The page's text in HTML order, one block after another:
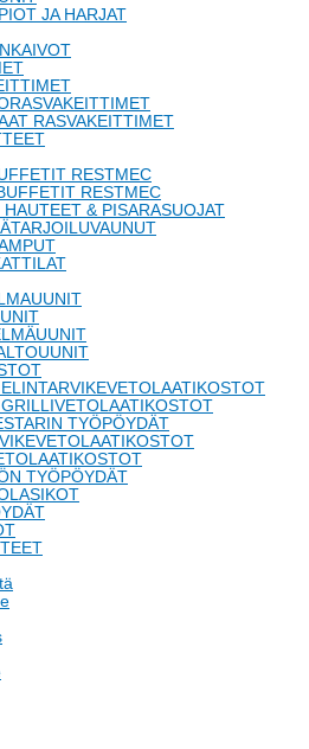
JA HARJAT
RASVAKEITTIMET
RESTMEC
RESTMEC
HAUTEET & PISARASUOJAT
TYÖPÖYDÄT
TYÖPÖYDÄT